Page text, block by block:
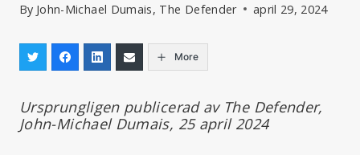
By John-Michael Dumais, The Defender april 29, 2024
More
Ursprungligen publicerad av The Defender,
John-Michael Dumais, 25 april 2024